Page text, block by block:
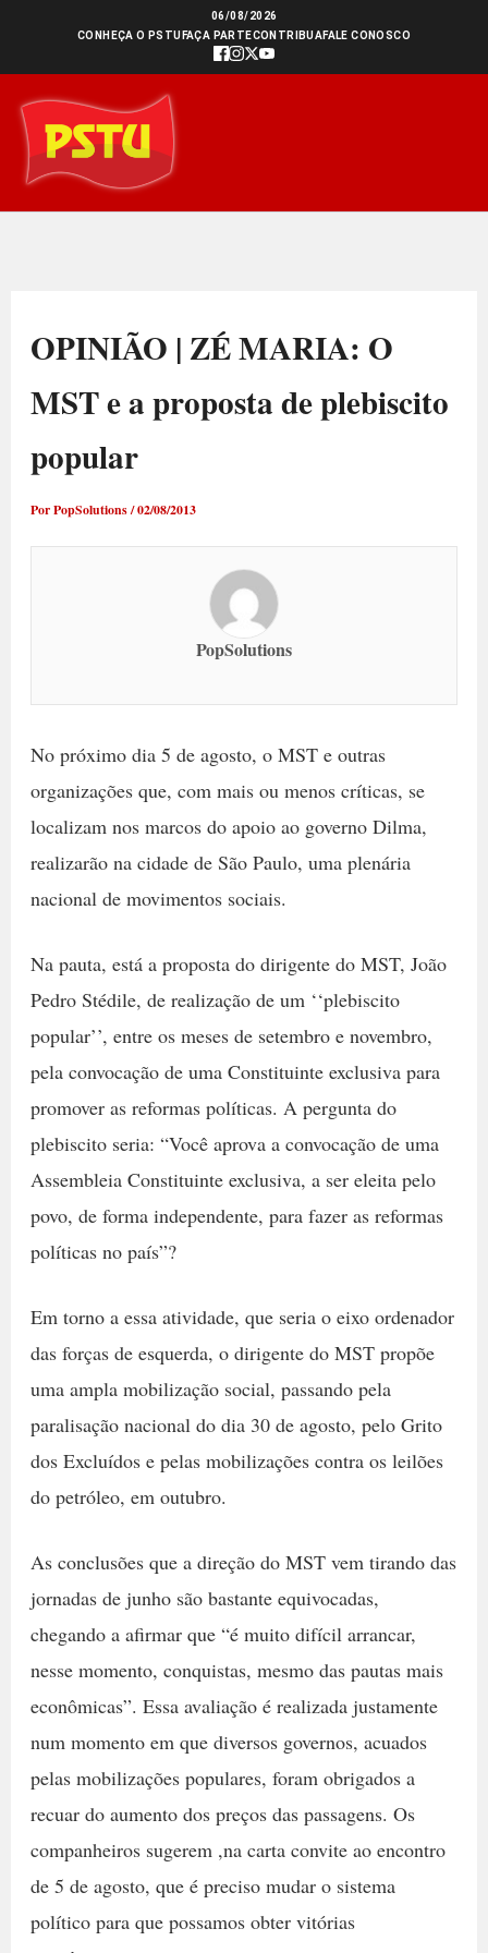
conteúdo
06/08/2026
CONHEÇA O PSTU FAÇA PARTECONTRIBUAFALE CONOSCO
OPINIÃO | ZÉ MARIA: O
MST e a proposta de plebiscito
popular
PorPopSolutions/02/08/2013
PopSolutions
No próximo dia 5 de agosto, o MST e outras
organizações que, com mais ou menos críticas, se
localizam nos marcos do apoio ao governo Dilma,
realizarão na cidade de São Paulo, uma plenária
nacional de movimentos sociais.
Na pauta, está a proposta do dirigente do MST, João
Pedro Stédile, de realização de um ‘‘plebiscito
popular’’, entre os meses de setembro e novembro,
pela convocação de uma Constituinte exclusiva para
promover as reformas políticas. A pergunta do
plebiscito seria: “Você aprova a convocação de uma
Assembleia Constituinte exclusiva, a ser eleita pelo
povo, de forma independente, para fazer as reformas
políticas no país”?
Em torno a essa atividade, que seria o eixo ordenador
das forças de esquerda, o dirigente do MST propõe
uma ampla mobilização social, passando pela
paralisação nacional do dia 30 de agosto, pelo Grito
dos Excluídos e pelas mobilizações contra os leilões
do petróleo, em outubro.
As conclusões que a direção do MST vem tirando das
jornadas de junho são bastante equivocadas,
chegando a afirmar que “é muito difícil arrancar,
nesse momento, conquistas, mesmo das pautas mais
econômicas”. Essa avaliação é realizada justamente
num momento em que diversos governos, acuados
pelas mobilizações populares, foram obrigados a
recuar do aumento dos preços das passagens. Os
companheiros sugerem ,na carta convite ao encontro
de 5 de agosto, que é preciso mudar o sistema
político para que possamos obter vitórias